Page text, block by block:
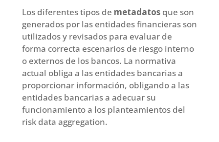
Los diferentes tipos de metadatos que son
generados por las entidades financieras son
utilizados y revisados para evaluar de
forma correcta escenarios de riesgo interno
o externos de los bancos. La normativa
actual obliga a las entidades bancarias a
proporcionar información, obligando a las
entidades bancarias a adecuar su
funcionamiento a los planteamientos del
risk data aggregation.